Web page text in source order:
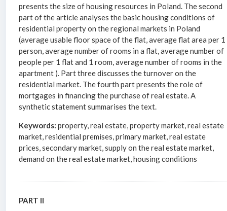
presents the size of housing resources in Poland. The second
part of the article analyses the basic housing conditions of
residential property on the regional markets in Poland
(average usable floor space of the flat, average flat area per 1
person, average number of rooms in a flat, average number of
people per 1 flat and 1 room, average number of rooms in the
apartment ). Part three discusses the turnover on the
residential market. The fourth part presents the role of
mortgages in financing the purchase of real estate. A
synthetic statement summarises the text.
Keywords:property, real estate, property market, real estate
market, residential premises, primary market, real estate
prices, secondary market, supply on the real estate market,
demand on the real estate market, housing conditions
PART II